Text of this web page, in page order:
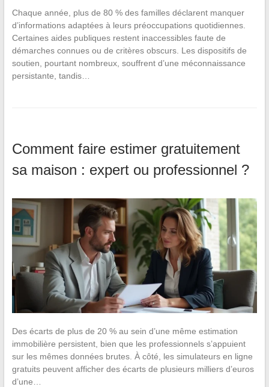
Chaque année, plus de 80 % des familles déclarent manquer
d’informations adaptées à leurs préoccupations quotidiennes.
Certaines aides publiques restent inaccessibles faute de
démarches connues ou de critères obscurs. Les dispositifs de
soutien, pourtant nombreux, souffrent d’une méconnaissance
persistante, tandis…
Comment faire estimer gratuitement
sa maison : expert ou professionnel ?
Des écarts de plus de 20 % au sein d’une même estimation
immobilière persistent, bien que les professionnels s’appuient
sur les mêmes données brutes. À côté, les simulateurs en ligne
gratuits peuvent afficher des écarts de plusieurs milliers d’euros
d’une…